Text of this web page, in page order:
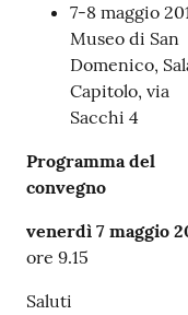
Archivio
storico
Decentrate
Patto
per
la
lettura
7-8 maggio
Museo di San
Domenico,
Capitolo, via
Sacchi 4
Programma del
convegno
venerdì 7 maggio
ore 9.15
Saluti